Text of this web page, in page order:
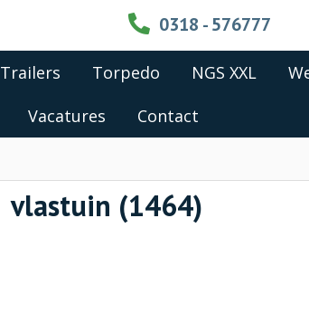
0318 - 576777
Trailers Torpedo NGS XXL
Vacatures
Contact
vlastuin (1464)